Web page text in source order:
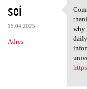
sei
15.04.2025
Adres
why